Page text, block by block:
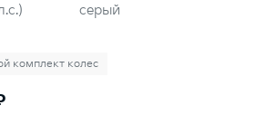
серый
комплект колес